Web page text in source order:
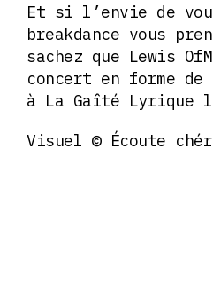
Et si l’envie de
breakdance vous
sachez que Lewis
concert en forme
à La Gaîté Lyrique
Visuel © Écoute